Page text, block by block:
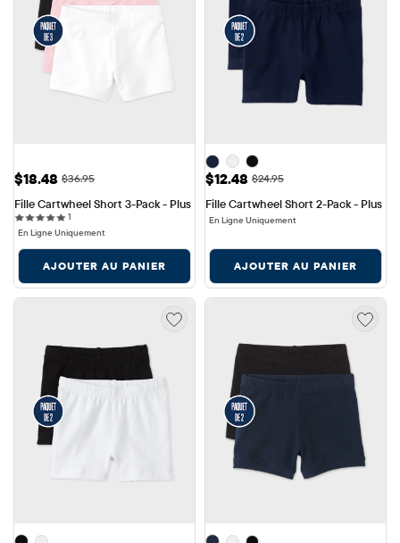
Prix ​​de vente: $18.48
$18.48 Prix ​​d'origine: $36.95
$36.95
Fille Cartwheel Short 3-Pack - Plus
1
En Ligne Uniquement
AJOUTER AU PANIER
Prix ​​de vente: $12.48
$12.48 Prix ​​d'origine: $24.95
$24.95
Fille Cartwheel Short 2-Pack - Plus
En Ligne Uniquement
AJOUTER AU PANIER